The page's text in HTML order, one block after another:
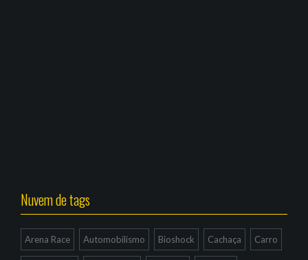
Nuvem de tags
Arena Race Automobilismo Bioshock Cachaça Carro